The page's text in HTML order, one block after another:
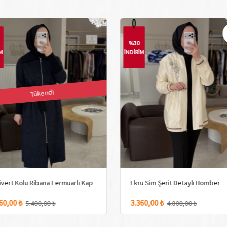
Tükendi
Kolu Ribana Fermuarlı Kap
₺ 5.400,00 ₺
%30
İNDİRİM
1 Adet Renk Seçeneği
Ekru Sim Şerit Detaylı Bomber
3.360,00 ₺ 4.800,00 ₺